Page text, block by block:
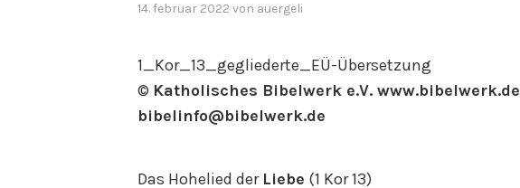
14. februar 2022 von auergeli
1_Kor_13_gegliederte_EÜ-Übersetzung
© Katholisches Bibelwerk e.V. www.bibelwerk.de
bibelinfo@bibelwerk.de
Das Hohelied der Liebe (1 Kor 13)